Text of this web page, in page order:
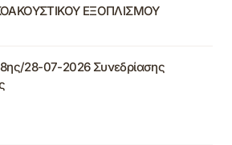
ΕΞΟΠΛΙΣΜΟΥ
28-07-2026 Συνεδρίασης